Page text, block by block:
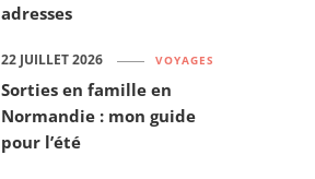
adresses
VOYAGES
Sorties en famille en
Normandie : mon guide
pour l’été
22 JUILLET 2026